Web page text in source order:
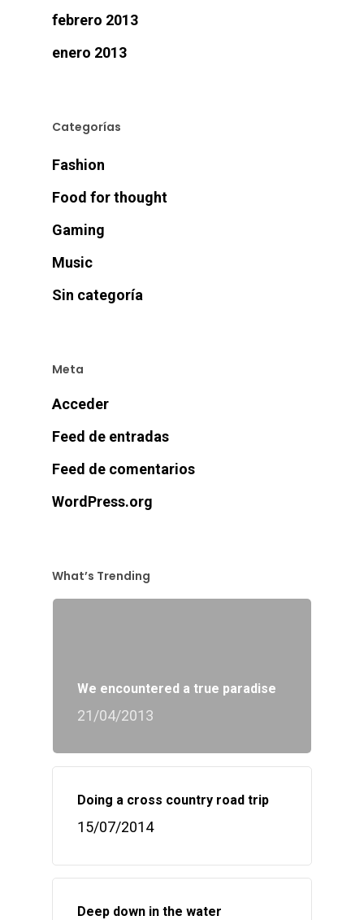
febrero 2013
enero 2013
Categorías
Fashion
Food for thought
Gaming
Music
Sin categoría
Meta
Acceder
Feed de entradas
Feed de comentarios
WordPress.org
What’s Trending
We encountered a true paradise
21/04/2013
Doing a cross country road trip
15/07/2014
Deep down in the water